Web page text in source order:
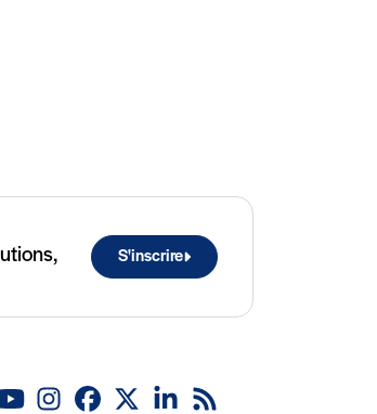
S'inscrire
YoutubeInstagramFacebookX (Twitter)
LinkedinFlux RSS